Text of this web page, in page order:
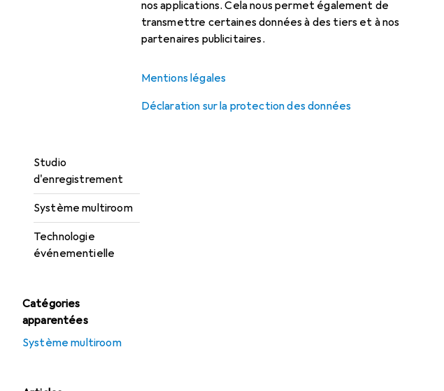
nos applications. Cela nous permet également de
transmettre certaines données à des tiers et à nos
partenaires publicitaires.
Mentions légales
Déclaration sur la protection des données
Studio
d'enregistrement
Système multiroom
Technologie
événementielle
Catégories
apparentées
Système multiroom